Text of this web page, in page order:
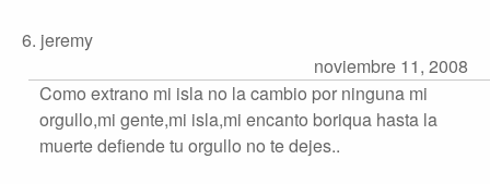
6. jeremy
noviembre 11, 2008
Como extrano mi isla no la cambio por ninguna mi
orgullo,mi gente,mi isla,mi encanto boriqua hasta la
muerte defiende tu orgullo no te dejes..